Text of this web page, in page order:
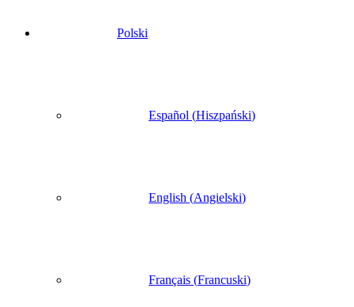
Polski
Español (Hiszpański)
English (Angielski)
Français (Francuski)